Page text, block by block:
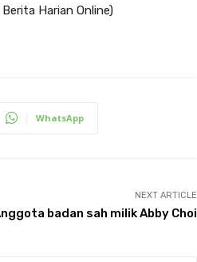
Harian Online)
WhatsApp
NEXT ARTICLE
badan sah milik Abby Choi